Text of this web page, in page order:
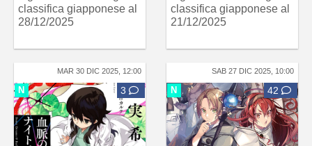
classifica giapponese al
28/12/2025
classifica giapponese al
21/12/2025
MAR 30 DIC 2025, 12:00
N 3
SAB 27 DIC 2025, 10:00
N 42